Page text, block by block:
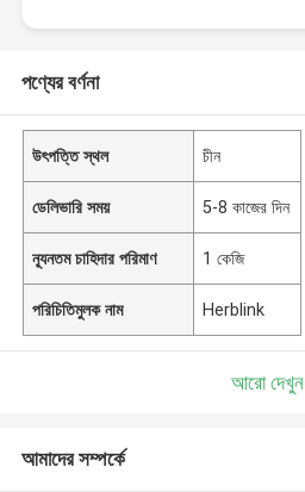
পণ্যের বর্ণনা
উৎপত্তি স্থল চীন
ডেলিভারি সময় 5-8 কাজের দিন
ন্যূনতম চাহিদার পরিমাণ 1 কেজি
পরিচিতিমুলক নাম Herblink
আরো দেখুন
আমাদের সম্পর্কে